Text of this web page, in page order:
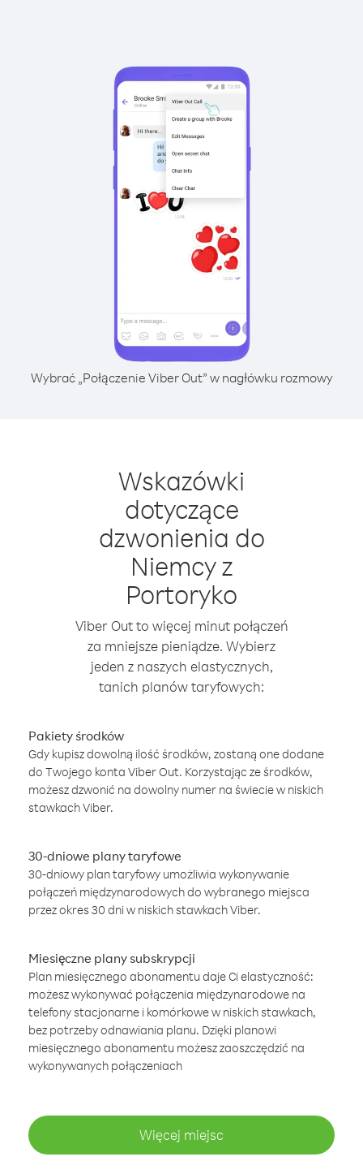
Wybrać „Połączenie Viber Out” w nagłówku rozmowy
Wskazówki
dotyczące
dzwonienia do
Niemcy z
Portoryko
Viber Out to więcej minut połączeń
za mniejsze pieniądze. Wybierz
jeden z naszych elastycznych,
tanich planów taryfowych:
Pakiety środków
Gdy kupisz dowolną ilość środków, zostaną one dodane
do Twojego konta Viber Out. Korzystając ze środków,
możesz dzwonić na dowolny numer na świecie w niskich
stawkach Viber.
30-dniowe plany taryfowe
30-dniowy plan taryfowy umożliwia wykonywanie
połączeń międzynarodowych do wybranego miejsca
przez okres 30 dni w niskich stawkach Viber.
Miesięczne plany subskrypcji
Plan miesięcznego abonamentu daje Ci elastyczność:
możesz wykonywać połączenia międzynarodowe na
telefony stacjonarne i komórkowe w niskich stawkach,
bez potrzeby odnawiania planu. Dzięki planowi
miesięcznego abonamentu możesz zaoszczędzić na
wykonywanych połączeniach
Więcej miejsc